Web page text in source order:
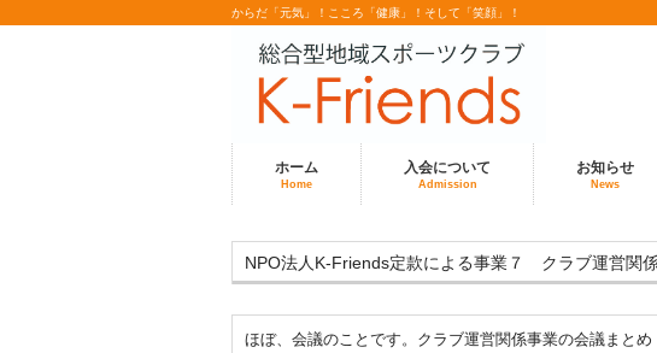
からだ「元気」！こころ「健康」！そして「笑顔」！
ホーム
Home
入会について
Admission
お知らせ
News
NPO法人K-Friends定款による事業７ クラブ運営関
ほぼ、会議のことです。クラブ運営関係事業の会議まと